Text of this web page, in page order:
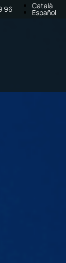
96 Català
Español